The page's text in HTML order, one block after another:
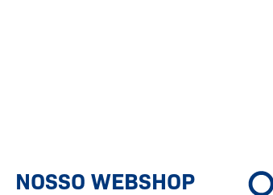
NOSSO WEBSHOP